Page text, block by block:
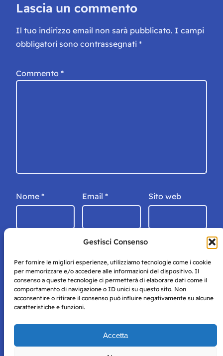
Gestisci Consenso
Per fornire le migliori esperienze, utilizziamo tecnologie come i cookie
per memorizzare e/o accedere alle informazioni del dispositivo. Il
consenso a queste tecnologie ci permetterà di elaborare dati come il
comportamento di navigazione o ID unici su questo sito. Non
acconsentire o ritirare il consenso può influire negativamente su alcune
caratteristiche e funzioni.
Accetta
Lascia un commento
Il tuo indirizzo email non sarà pubblicato. I campi
obbligatori sono contrassegnati *
Commento *
Nome * Email * Sito web
Storie di Napoli è una testata registrata presso il tribunale di